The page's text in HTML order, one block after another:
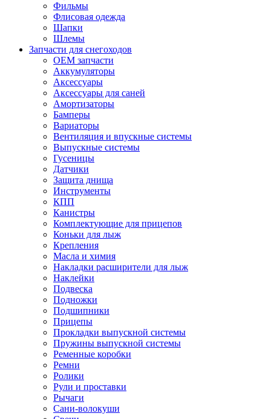
Фильмы
Флисовая одежда
Шапки
Шлемы
Запчасти для снегоходов
OEM запчасти
Аккумуляторы
Аксессуары
Аксессуары для саней
Амортизаторы
Бамперы
Вариаторы
Вентиляция и впускные системы
Выпускные системы
Гусеницы
Датчики
Защита днища
Инструменты
КПП
Канистры
Комплектующие для прицепов
Коньки для лыж
Крепления
Масла и химия
Накладки расширители для лыж
Наклейки
Подвеска
Подножки
Подшипники
Прицепы
Прокладки выпускной системы
Пружины выпускной системы
Ременные коробки
Ремни
Ролики
Рули и проставки
Рычаги
Сани-волокуши